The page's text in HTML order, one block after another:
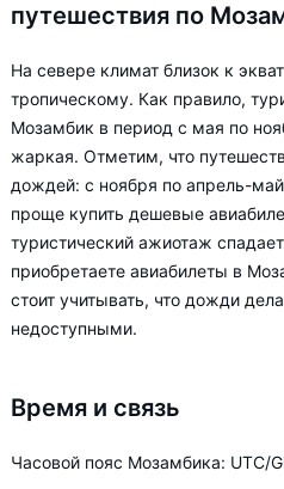
путешествия по
На севере климат близок к
тропическому. Как правило,
Мозамбик в период с мая по
жаркая. Отметим, что
дождей: с ноября по апрель-
проще купить дешевые
туристический ажиотаж
приобретаете авиабилеты в
стоит учитывать, что дожди
недоступными.
Время и связь
Часовой пояс Мозамбика: UTC/